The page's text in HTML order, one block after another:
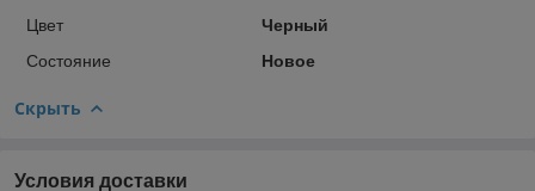
Цвет
Черный
Состояние
Новое
Скрыть
Условия доставки